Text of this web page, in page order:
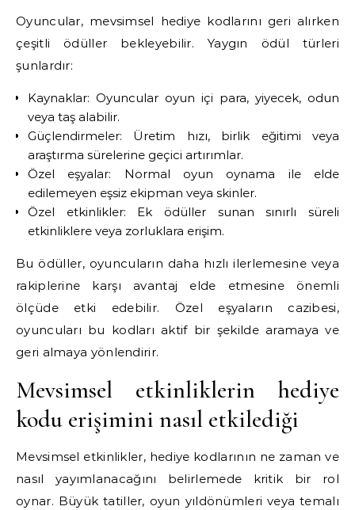
Oyuncular, mevsimsel hediye kodlarını geri alırken
çeşitli ödüller bekleyebilir. Yaygın ödül türleri
şunlardır:
Kaynaklar: Oyuncular oyun içi para, yiyecek, odun
veya taş alabilir.
Güçlendirmeler: Üretim hızı, birlik eğitimi veya
araştırma sürelerine geçici artırımlar.
Özel eşyalar: Normal oyun oynama ile elde
edilemeyen eşsiz ekipman veya skinler.
Özel etkinlikler: Ek ödüller sunan sınırlı süreli
etkinliklere veya zorluklara erişim.
Bu ödüller, oyuncuların daha hızlı ilerlemesine veya
rakiplerine karşı avantaj elde etmesine önemli
ölçüde etki edebilir. Özel eşyaların cazibesi,
oyuncuları bu kodları aktif bir şekilde aramaya ve
geri almaya yönlendirir.
Mevsimsel etkinliklerin hediye
kodu erişimini nasıl etkilediği
Mevsimsel etkinlikler, hediye kodlarının ne zaman ve
nasıl yayımlanacağını belirlemede kritik bir rol
oynar. Büyük tatiller, oyun yıldönümleri veya temalı